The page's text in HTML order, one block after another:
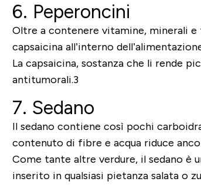
6. Peperoncini
Oltre a contenere vitamine, minerali
capsaicina all’interno
La capsaicina, sostanza che li rende
antitumorali.3
7. Sedano
Il sedano contiene così pochi
contenuto di fibre e acqua riduce
Come tante altre verdure, il sedano è
inserito in qualsiasi pietanza salata o